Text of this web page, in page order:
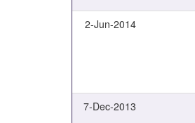
2-Jun-2014
7-Dec-2013